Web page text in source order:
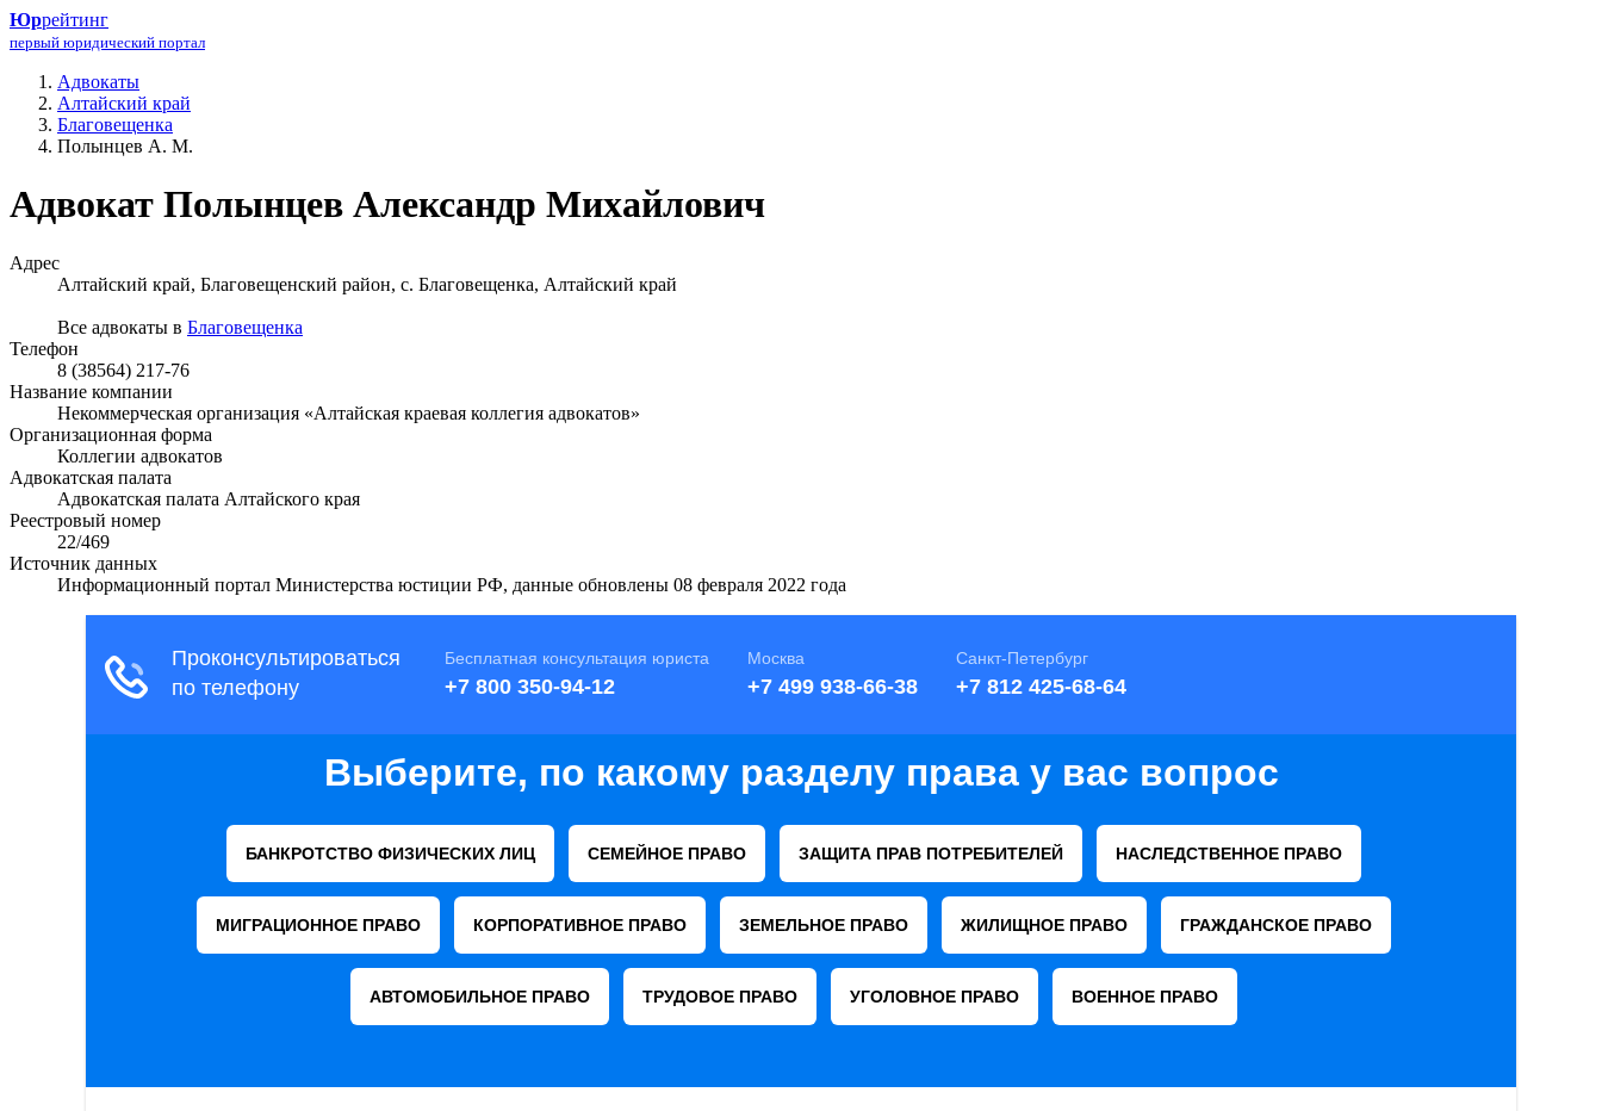
Юррейтинг
первый юридический портал
Адвокаты
Алтайский край
Благовещенка
Полынцев А. М.
Адвокат Полынцев Александр Михайлович
Адрес
Алтайский край, Благовещенский район, с. Благовещенка, Алтайский край
Все адвокаты в Благовещенка
Телефон
8 (38564) 217-76
Название компании
Некоммерческая организация «Алтайская краевая коллегия адвокатов»
Организационная форма
Коллегии адвокатов
Адвокатская палата
Адвокатская палата Алтайского края
Реестровый номер
22/469
Источник данных
Информационный портал Министерства юстиции РФ, данные обновлены 08 февраля 2022 года